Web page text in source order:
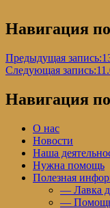
Навигация
Предыдущая запись:
Следующая запись:
Навигация
О нас
Новости
Наша
Нужна помощь
Полезная
— Лавка
—